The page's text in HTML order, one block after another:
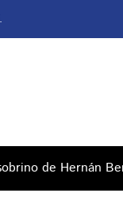
de Hernán